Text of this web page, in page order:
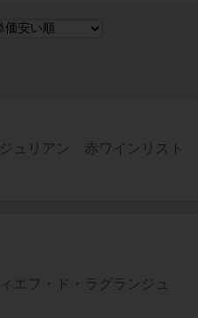
ュリアン 赤ワインリスト
エフ・ド・ラグランジュ